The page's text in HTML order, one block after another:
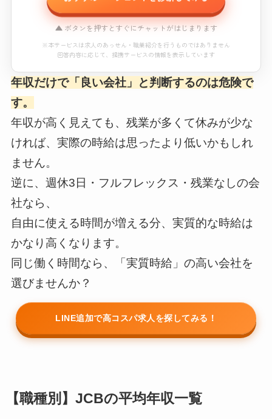
▲ ボタンを押すとすぐにチャットがはじまります
※本サービスは求人のあっせん・職業紹介を行うものではありません
回答内容に応じて、提携サービスの情報を表示しています
おすすめエージェント診断
読み込み中...
回答内容に応じて、提携サービスの情報を表示しています
年収だけで「良い会社」と判断するのは危険で
す。
年収が高く見えても、残業が多くて休みが少な
ければ、実際の時給は思ったより低いかもしれ
ません。
逆に、週休3日・フルフレックス・残業なしの会
社なら、
自由に使える時間が増える分、実質的な時給は
かなり高くなります。
同じ働く時間なら、「実質時給」の高い会社を
選びませんか？
LINE追加で高コスパ求人を探してみる！
【職種別】JCBの平均年収一覧